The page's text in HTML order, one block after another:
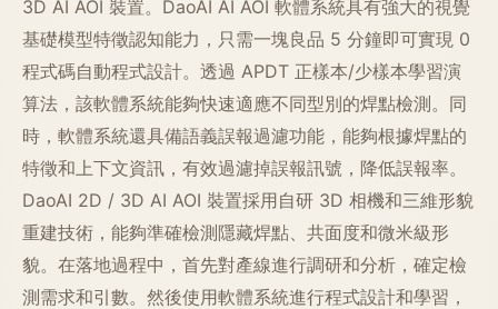
3D AI AOI 裝置。DaoAI AI AOI 軟體系統具有強大的視覺
基礎模型特徵認知能力，只需一塊良品 5 分鐘即可實現 0
程式碼自動程式設計。透過 APDT 正樣本/少樣本學習演
算法，該軟體系統能夠快速適應不同型別的焊點檢測。同
時，軟體系統還具備語義誤報過濾功能，能夠根據焊點的
特徵和上下文資訊，有效過濾掉誤報訊號，降低誤報率。
DaoAI 2D / 3D AI AOI 裝置採用自研 3D 相機和三維形貌
重建技術，能夠準確檢測隱藏焊點、共面度和微米級形
貌。在落地過程中，首先對產線進行調研和分析，確定檢
測需求和引數。然後使用軟體系統進行程式設計和學習，